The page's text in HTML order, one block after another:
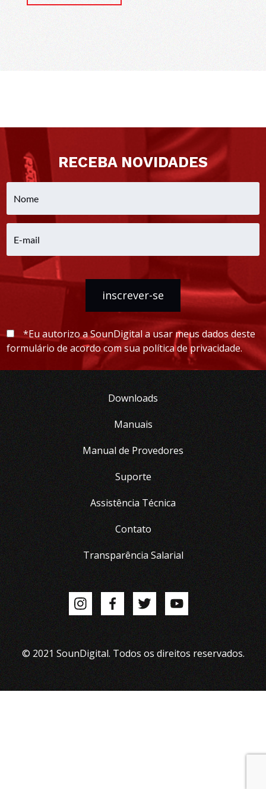
RECEBA NOVIDADES
inscrever-se
*Eu autorizo a SounDigital a usar meus dados deste
formulário de acordo com sua política de privacidade.
Downloads
Manuais
Manual de Provedores
Suporte
Assistência Técnica
Contato
Transparência Salarial
© 2021 SounDigital. Todos os direitos reservados.